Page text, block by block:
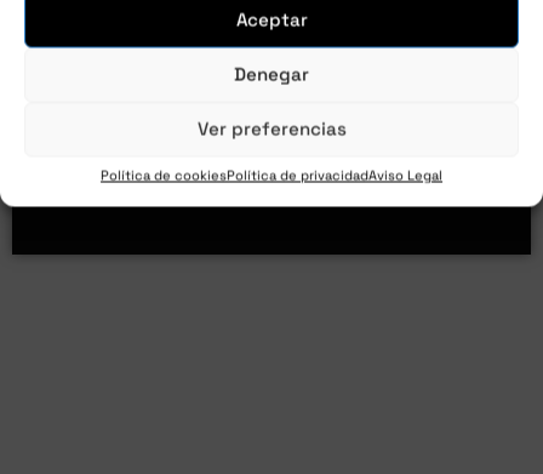
Aceptar
Denegar
Ver preferencias
Política de cookiesPolítica de privacidadAviso Legal